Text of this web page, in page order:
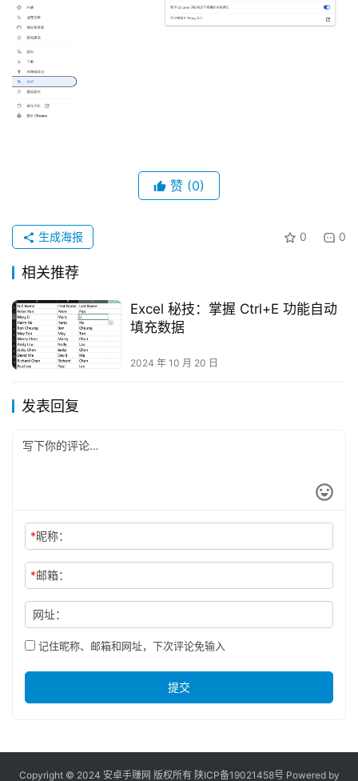
赞 (0)
0 0
生成海报
相关推荐
Excel 秘技：掌握 Ctrl+E 功能自动
填充数据
2024 年 10 月 20 日
发表回复
*昵称：
*邮箱：
网址：
记住昵称、邮箱和网址，下次评论免输入
提交
Copyright © 2024 安卓手赚网 版权所有 陕ICP备19021458号 Powered by